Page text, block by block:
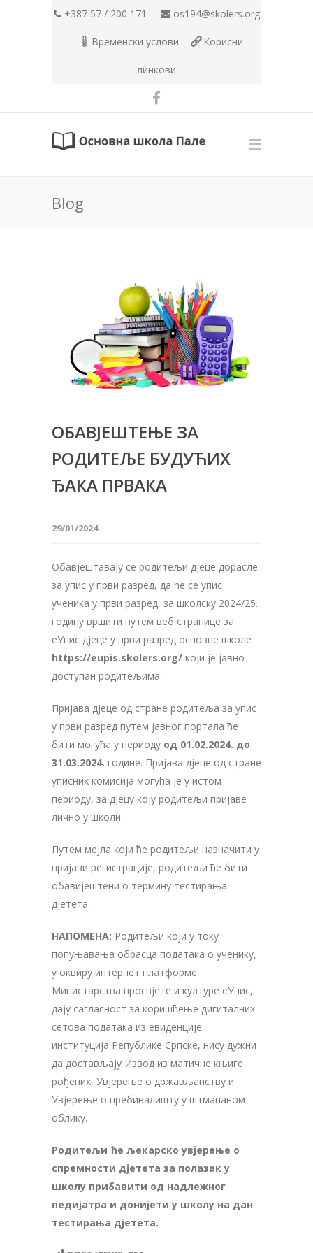
+387 57 / 200 171 os194@skolers.org
Временски услови Корисни
линкови
Blog
ОБАВЈЕШТЕЊЕ ЗА
РОДИТЕЉЕ БУДУЋИХ
ЂАКА ПРВАКА
29/01/2024
Обавјештавају се родитељи дјеце дорасле
за упис у први разред, да ће се упис
ученика у први разред, за школску 2024/25.
годину вршити путем веб странице за
еУпис дјеце у први разред основне школе
https://eupis.skolers.org/ који је јавно
доступан родитељима.
Пријава дјеце од стране родитеља за упис
у први разред путем јавног портала ће
бити могућа у периоду од 01.02.2024. до
31.03.2024. године. Пријава дјеце од стране
уписних комисија могућа је у истом
периоду, за дјецу коју родитељи пријаве
лично у школи.
Путем мејла који ће родитељи назначити у
пријави регистрације, родитељи ће бити
обавијештени о термину тестирања
дјетета.
НАПОМЕНА: Родитељи који у току
попуњавања обрасца података о ученику,
у оквиру интернет платформе
Министарства просвјете и културе еУпис,
дају сагласност за коришћење дигиталних
сетова података из евиденције
институција Републике Српске, нису дужни
да достављају Извод из матичне књиге
рођених, Увјерење о држављанству и
Увјерење о пребивалишту у штмапаном
облику.
Родитељи ће љекарско увјерење о
спремности дјетета за полазак у
школу прибавити од надлежног
педијатра и донијети у школу на дан
тестирања дјетета.